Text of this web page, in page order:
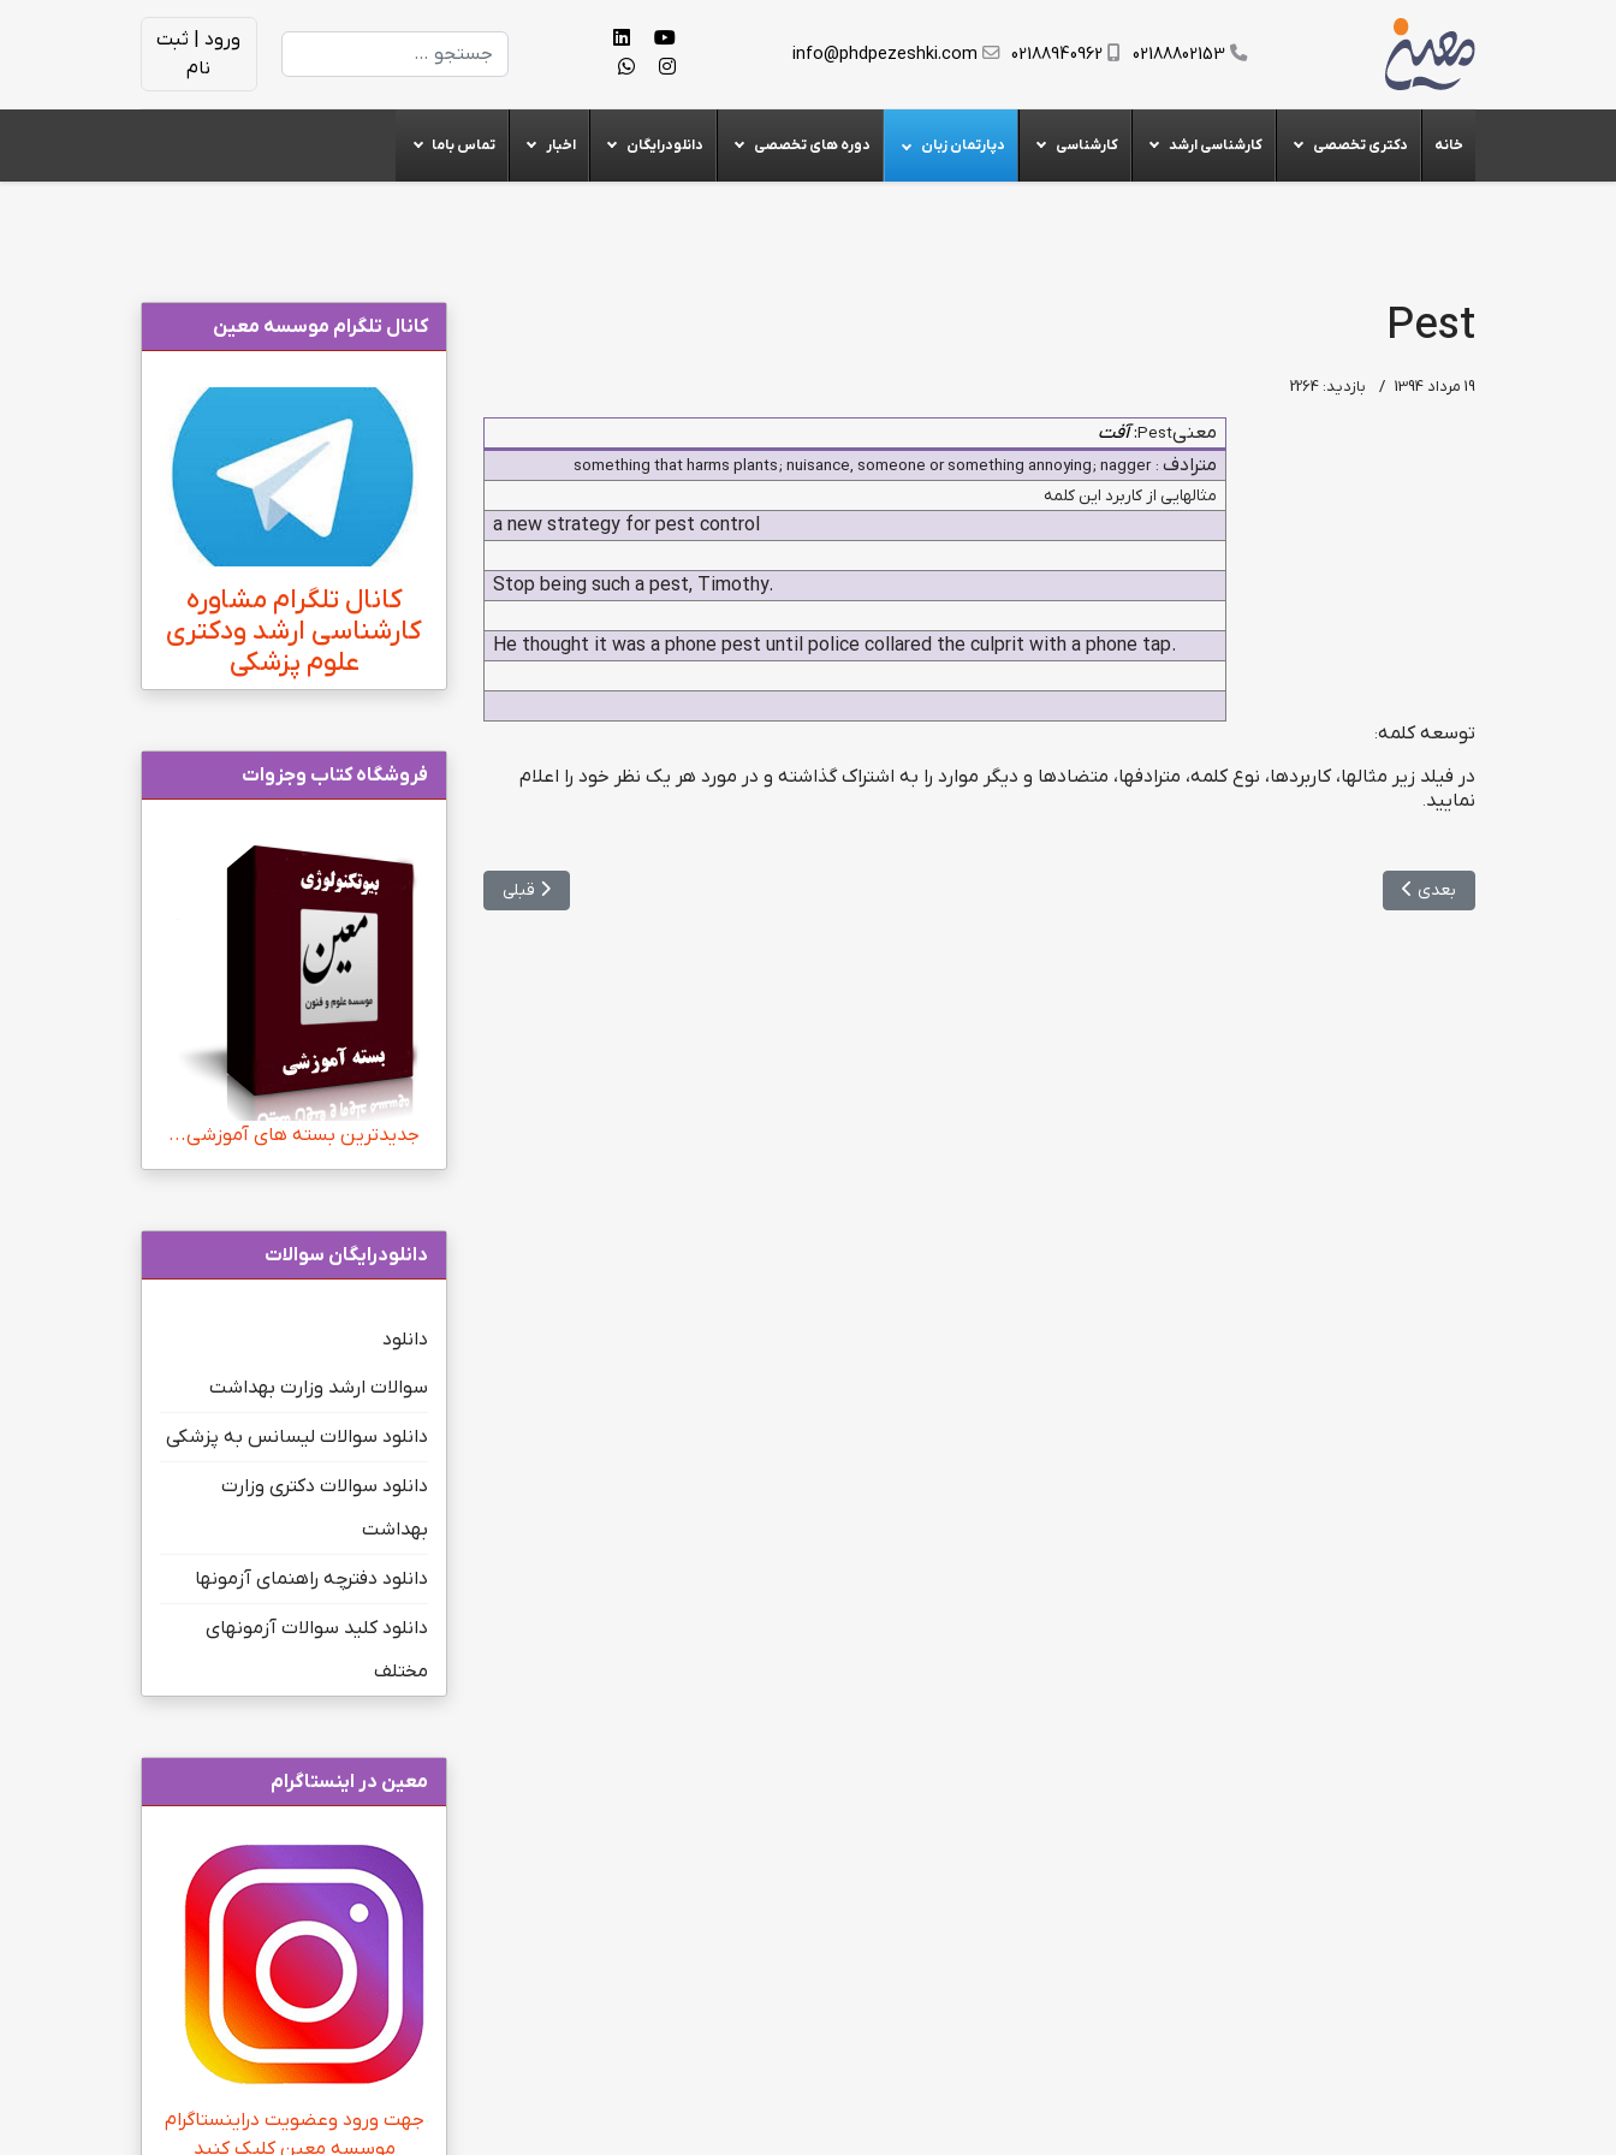
02188802153
02188940962
info@phdpezeshki.com جستجو
ورود | ثبت
نام
خانه دکتری تخصصی کارشناسی ارشد کارشناسی دپارتمان زبان دوره های تخصصی دانلودرایگان اخبار تماس باما
Pest
19 مرداد 1394 بازدید: 2264
معنیPest
: آفت
مترادف :
something that harms plants; nuisance, someone or something annoying; nagger
مثالهایی از کاربرد این کلمه
a new strategy for pest control
Stop being such a pest, Timothy.
He thought it was a phone pest until police collared the culprit with a phone tap.
توسعه کلمه:
در فیلد زیر مثالها، کاربردها، نوع کلمه، مترادفها، متضادها و دیگر موارد را به اشتراک گذاشته و در مورد هر یک نظر خود را اعلام
نمایید.
مطلب قبلی: Pertinent
قبلی مطلب بعدی: Pesticide
بعدی
کانال تلگرام موسسه معین
کانال تلگرام مشاوره
کارشناسی ارشد ودکتری
علوم پزشکی
فروشگاه کتاب وجزوات
جدیدترین بسته های آموزشی...
دانلودرایگان سوالات
دانلود
سوالات ارشد وزارت بهداشت
دانلود سوالات لیسانس به پزشکی
دانلود سوالات دکتری وزارت
بهداشت
دانلود دفترچه راهنمای آزمونها
دانلود کلید سوالات آزمونهای
مختلف
معین در اینستاگرام
جهت ورود وعضویت دراینستاگرام
موسسه معین کلیک کنید